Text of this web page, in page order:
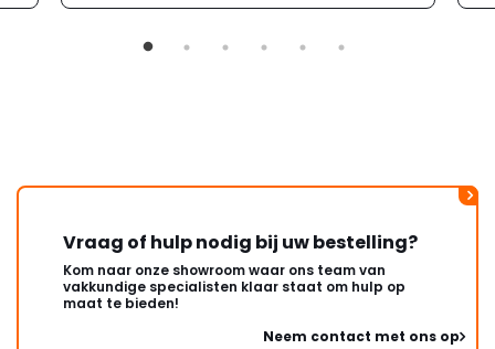
Vraag of hulp nodig bij uw bestelling?
Kom naar onze showroom waar ons team van
vakkundige specialisten klaar staat om hulp op
maat te bieden!
Neem contact met ons op